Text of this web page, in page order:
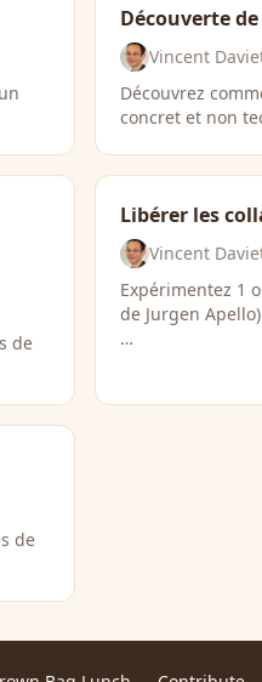
Découverte
Vincent
Découvrez
concret et non
de
Libérer les
Vincent
Expérimentez 1
de Jurgen
…
de